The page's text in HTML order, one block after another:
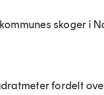
skoger i
fordelt